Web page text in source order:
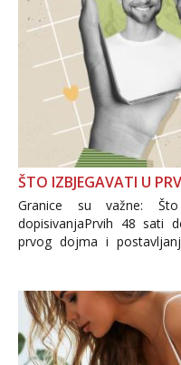
ŠTO IZBJEGAVATI U
Granice su važne:
dopisivanjaPrvih 48 sati
prvog dojma i
Važno je izbjeći
informacija, jer
povjerenje. Takođe...